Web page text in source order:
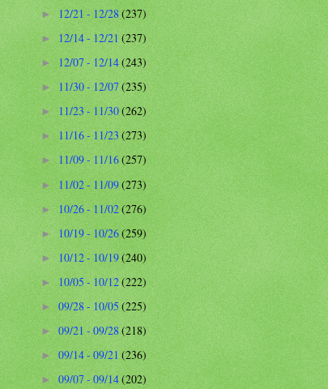
►12/21 - 12/28(237)
►12/14 - 12/21(237)
►12/07 - 12/14(243)
►11/30 - 12/07(235)
►11/23 - 11/30(262)
►11/16 - 11/23(273)
►11/09 - 11/16(257)
►11/02 - 11/09(273)
►10/26 - 11/02(276)
►10/19 - 10/26(259)
►10/12 - 10/19(240)
►10/05 - 10/12(222)
►09/28 - 10/05(225)
►09/21 - 09/28(218)
►09/14 - 09/21(236)
►09/07 - 09/14(202)